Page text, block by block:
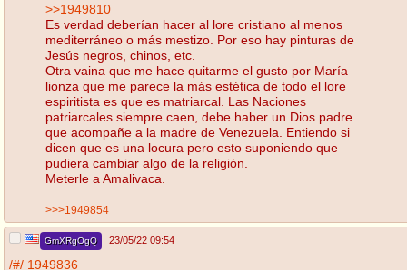
>>1949810
Es verdad deberían hacer al lore cristiano al menos
mediterráneo o más mestizo. Por eso hay pinturas de
Jesús negros, chinos, etc.
Otra vaina que me hace quitarme el gusto por María
lionza que me parece la más estética de todo el lore
espiritista es que es matriarcal. Las Naciones
patriarcales siempre caen, debe haber un Dios padre
que acompañe a la madre de Venezuela. Entiendo si
dicen que es una locura pero esto suponiendo que
pudiera cambiar algo de la religión.
Meterle a Amalivaca.
>>>1949854
GmXRgOgQ 23/05/22 09:54
/#/ 1949836